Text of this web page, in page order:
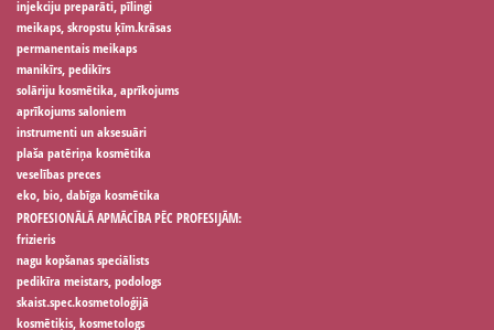
injekciju preparāti, pīlingi
meikaps, skropstu ķīm.krāsas
permanentais meikaps
manikīrs, pedikīrs
solāriju kosmētika, aprīkojums
aprīkojums saloniem
instrumenti un aksesuāri
plaša patēriņa kosmētika
veselības preces
eko, bio, dabīga kosmētika
PROFESIONĀLĀ APMĀCĪBA PĒC PROFESIJĀM:
frizieris
nagu kopšanas speciālists
pedikīra meistars, podologs
skaist.spec.kosmetoloģijā
kosmētiķis, kosmetologs